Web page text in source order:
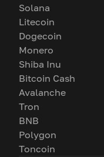
Solana
Litecoin
Dogecoin
Monero
Shiba Inu
Bitcoin Cash
Avalanche
Tron
BNB
Polygon
Toncoin